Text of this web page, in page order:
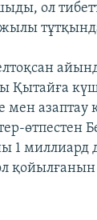
ол
Қытайға
мен азаптау
өтпестен
1 миллиард
қойылғанын